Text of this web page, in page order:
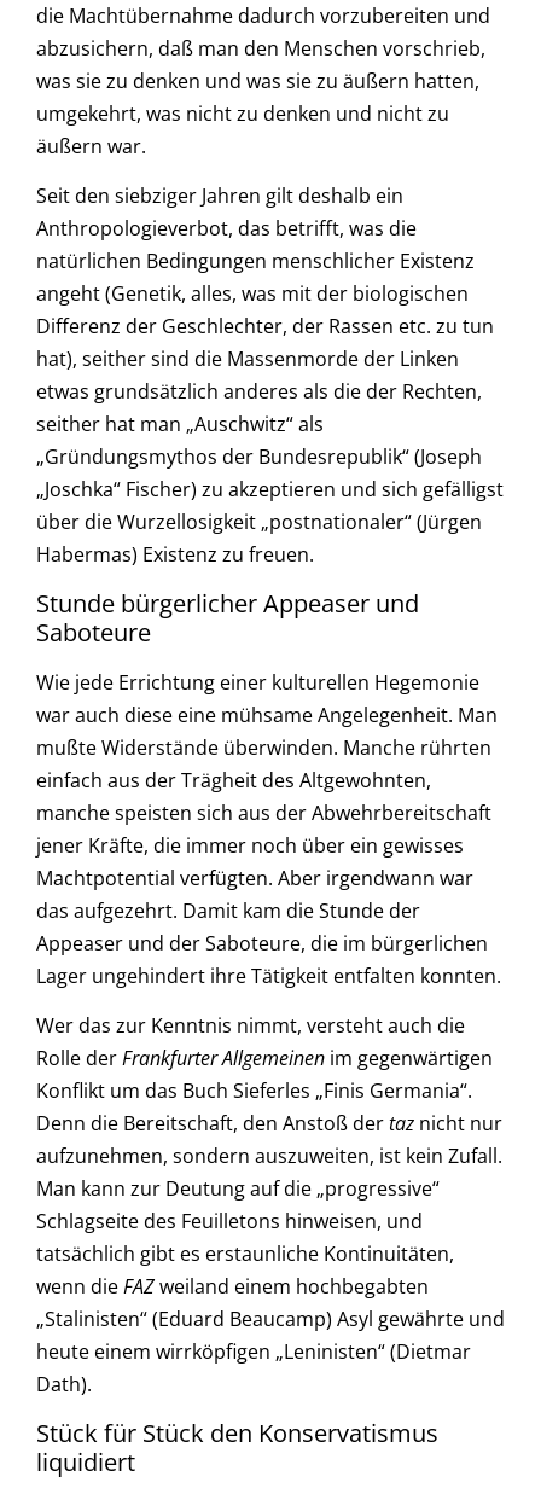
die Machtübernahme dadurch vorzubereiten und
abzusichern, daß man den Menschen vorschrieb,
was sie zu denken und was sie zu äußern hatten,
umgekehrt, was nicht zu denken und nicht zu
äußern war.
Seit den siebziger Jahren gilt deshalb ein
Anthropologieverbot, das betrifft, was die
natürlichen Bedingungen menschlicher Existenz
angeht (Genetik, alles, was mit der biologischen
Differenz der Geschlechter, der Rassen etc. zu tun
hat), seither sind die Massenmorde der Linken
etwas grundsätzlich anderes als die der Rechten,
seither hat man „Auschwitz“ als
„Gründungsmythos der Bundesrepublik“ (Joseph
„Joschka“ Fischer) zu akzeptieren und sich gefälligst
über die Wurzellosigkeit „postnationaler“ (Jürgen
Habermas) Existenz zu freuen.
Stunde bürgerlicher Appeaser und
Saboteure
Wie jede Errichtung einer kulturellen Hegemonie
war auch diese eine mühsame Angelegenheit. Man
mußte Widerstände überwinden. Manche rührten
einfach aus der Trägheit des Altgewohnten,
manche speisten sich aus der Abwehrbereitschaft
jener Kräfte, die immer noch über ein gewisses
Machtpotential verfügten. Aber irgendwann war
das aufgezehrt. Damit kam die Stunde der
Appeaser und der Saboteure, die im bürgerlichen
Lager ungehindert ihre Tätigkeit entfalten konnten.
Wer das zur Kenntnis nimmt, versteht auch die
Rolle derFrankfurter Allgemeinen im gegenwärtigen
Konflikt um das Buch Sieferles „Finis Germania“.
Denn die Bereitschaft, den Anstoß dertaz nicht nur
aufzunehmen, sondern auszuweiten, ist kein Zufall.
Man kann zur Deutung auf die „progressive“
Schlagseite des Feuilletons hinweisen, und
tatsächlich gibt es erstaunliche Kontinuitäten,
wenn dieFAZweiland einem hochbegabten
„Stalinisten“ (Eduard Beaucamp) Asyl gewährte und
heute einem wirrköpfigen „Leninisten“ (Dietmar
Dath).
Stück für Stück den Konservatismus
liquidiert